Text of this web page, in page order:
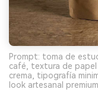
Prompt: toma de
café, textura de
crema, tipografía
look artesanal